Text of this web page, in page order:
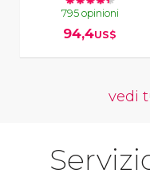
795 opinioni
94,4US$
vedi